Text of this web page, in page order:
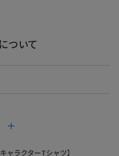
ついて
＋
ャラクターTシャツ】